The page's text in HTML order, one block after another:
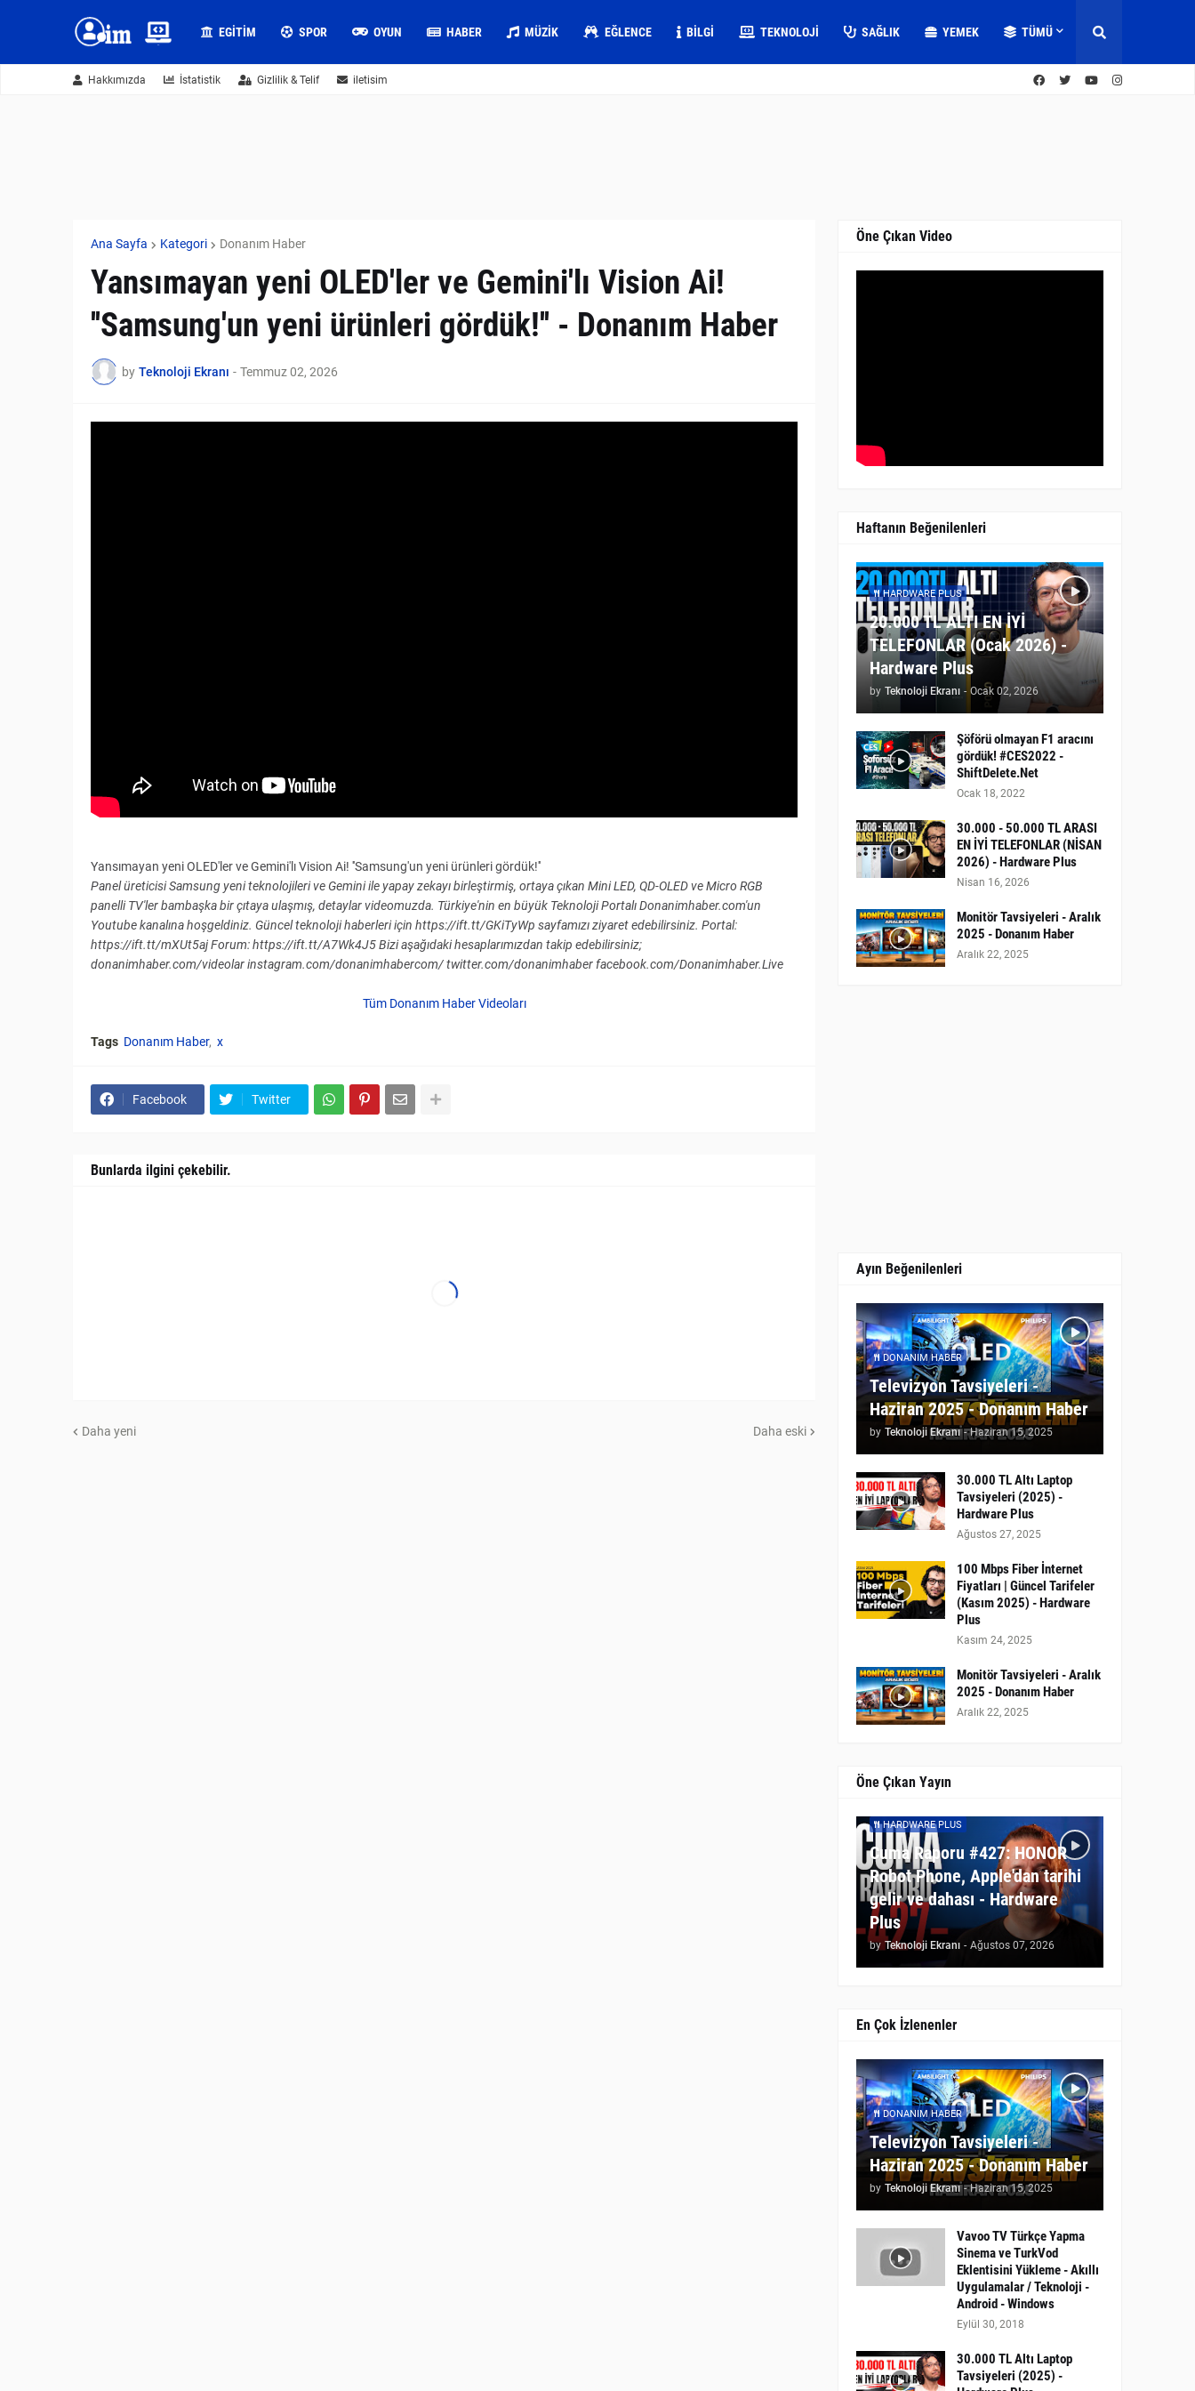
EGITIM SPOR OYUN HABER MÜZIK EĞLENCE BILGI TEKNOLOJI SAĞLIK YEMEK TÜMÜ
Hakkımızda İstatistik Gizlilik & Telif iletisim
Ana Sayfa Kategori Donanım Haber
Yansımayan yeni OLED'ler ve Gemini'lı Vision Ai!
''Samsung'un yeni ürünleri gördük!'' - Donanım Haber
by Teknoloji Ekranı - Temmuz 02, 2026
Yansımayan yeni OLED'ler ve Gemini'lı Vision Ai! ''Samsung'un yeni ürünleri gördük!''
Panel üreticisi Samsung yeni teknolojileri ve Gemini ile yapay zekayı birleştirmiş, ortaya çıkan Mini LED, QD-OLED ve Micro RGB
panelli TV'ler bambaşka bir çıtaya ulaşmış, detaylar videomuzda. Türkiye'nin en büyük Teknoloji Portalı Donanimhaber.com'un
Youtube kanalına hoşgeldiniz. Güncel teknoloji haberleri için https://ift.tt/GKiTyWp sayfamızı ziyaret edebilirsiniz. Portal:
https://ift.tt/mXUt5aj Forum: https://ift.tt/A7Wk4J5 Bizi aşağıdaki hesaplarımızdan takip edebilirsiniz;
donanimhaber.com/videolar instagram.com/donanimhabercom/ twitter.com/donanimhaber facebook.com/Donanimhaber.Live
Tüm Donanım Haber Videoları
Tags Donanım Haber x
Facebook Twitter
Bunlarda ilgini çekebilir.
Daha yeni Daha eski
Öne Çıkan Video
Haftanın Beğenilenleri
HARDWARE PLUS
20.000 TL ALTI EN İYİ
TELEFONLAR (Ocak 2026) -
Hardware Plus
by Teknoloji Ekranı - Ocak 02, 2026
Şöförü olmayan F1 aracını
gördük! #CES2022 -
ShiftDelete.Net
Ocak 18, 2022
30.000 - 50.000 TL ARASI
EN İYİ TELEFONLAR (NİSAN
2026) - Hardware Plus
Nisan 16, 2026
Monitör Tavsiyeleri - Aralık
2025 - Donanım Haber
Aralık 22, 2025
Ayın Beğenilenleri
DONANIM HABER
Televizyon Tavsiyeleri -
Haziran 2025 - Donanım Haber
by Teknoloji Ekranı - Haziran 15, 2025
30.000 TL Altı Laptop
Tavsiyeleri (2025) -
Hardware Plus
Ağustos 27, 2025
100 Mbps Fiber İnternet
Fiyatları | Güncel Tarifeler
(Kasım 2025) - Hardware
Plus
Kasım 24, 2025
Monitör Tavsiyeleri - Aralık
2025 - Donanım Haber
Aralık 22, 2025
Öne Çıkan Yayın
HARDWARE PLUS
Cuma Raporu #427: HONOR
Robot Phone, Apple'dan tarihi
gelir ve dahası - Hardware
Plus
by Teknoloji Ekranı - Ağustos 07, 2026
En Çok İzlenenler
DONANIM HABER
Televizyon Tavsiyeleri -
Haziran 2025 - Donanım Haber
by Teknoloji Ekranı - Haziran 15, 2025
Vavoo TV Türkçe Yapma
Sinema ve TurkVod
Eklentisini Yükleme - Akıllı
Uygulamalar / Teknoloji -
Android - Windows
Eylül 30, 2018
30.000 TL Altı Laptop
Tavsiyeleri (2025) -